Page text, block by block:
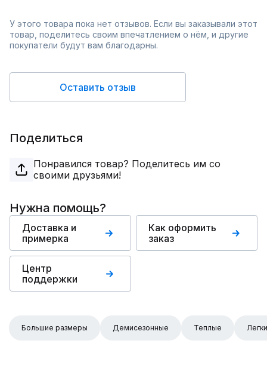
У этого товара пока нет отзывов. Если вы заказывали этот
товар, поделитесь своим впечатлением о нём, и другие
покупатели будут вам благодарны.
Оставить отзыв
Поделиться
Понравился товар? Поделитесь им со
своими друзьями!
Нужна помощь?
Доставка и
примерка
Как оформить
заказ
Центр
поддержки
Большие размеры Демисезонные Теплые